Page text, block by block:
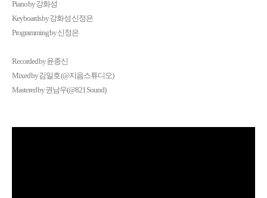
Piano by 강화성
Keyboards by 강화성 신정은
Programming by 신정은
Recorded by 윤종신
Mixed by 김일호 (@지음스튜디오)
Mastered by 권남우(@821 Sound)